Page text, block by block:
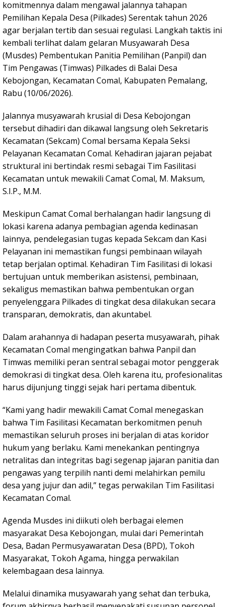
komitmennya dalam mengawal jalannya tahapan
Pemilihan Kepala Desa (Pilkades) Serentak tahun 2026
agar berjalan tertib dan sesuai regulasi. Langkah taktis ini
kembali terlihat dalam gelaran Musyawarah Desa
(Musdes) Pembentukan Panitia Pemilihan (Panpil) dan
Tim Pengawas (Timwas) Pilkades di Balai Desa
Kebojongan, Kecamatan Comal, Kabupaten Pemalang,
Rabu (10/06/2026).
Jalannya musyawarah krusial di Desa Kebojongan
tersebut dihadiri dan dikawal langsung oleh Sekretaris
Kecamatan (Sekcam) Comal bersama Kepala Seksi
Pelayanan Kecamatan Comal. Kehadiran jajaran pejabat
struktural ini bertindak resmi sebagai Tim Fasilitasi
Kecamatan untuk mewakili Camat Comal, M. Maksum,
S.I.P., M.M.
Meskipun Camat Comal berhalangan hadir langsung di
lokasi karena adanya pembagian agenda kedinasan
lainnya, pendelegasian tugas kepada Sekcam dan Kasi
Pelayanan ini memastikan fungsi pembinaan wilayah
tetap berjalan optimal. Kehadiran Tim Fasilitasi di lokasi
bertujuan untuk memberikan asistensi, pembinaan,
sekaligus memastikan bahwa pembentukan organ
penyelenggara Pilkades di tingkat desa dilakukan secara
transparan, demokratis, dan akuntabel.
Dalam arahannya di hadapan peserta musyawarah, pihak
Kecamatan Comal mengingatkan bahwa Panpil dan
Timwas memiliki peran sentral sebagai motor penggerak
demokrasi di tingkat desa. Oleh karena itu, profesionalitas
harus dijunjung tinggi sejak hari pertama dibentuk.
“Kami yang hadir mewakili Camat Comal menegaskan
bahwa Tim Fasilitasi Kecamatan berkomitmen penuh
memastikan seluruh proses ini berjalan di atas koridor
hukum yang berlaku. Kami menekankan pentingnya
netralitas dan integritas bagi segenap jajaran panitia dan
pengawas yang terpilih nanti demi melahirkan pemilu
desa yang jujur dan adil,” tegas perwakilan Tim Fasilitasi
Kecamatan Comal.
Agenda Musdes ini diikuti oleh berbagai elemen
masyarakat Desa Kebojongan, mulai dari Pemerintah
Desa, Badan Permusyawaratan Desa (BPD), Tokoh
Masyarakat, Tokoh Agama, hingga perwakilan
kelembagaan desa lainnya.
Melalui dinamika musyawarah yang sehat dan terbuka,